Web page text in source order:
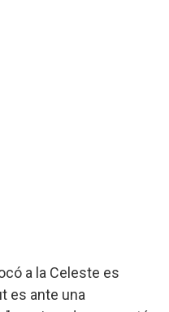
a la Celeste es
es ante una